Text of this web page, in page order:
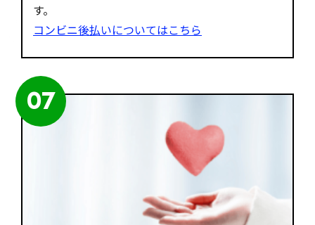
す。
コンビニ後払いについてはこちら
07